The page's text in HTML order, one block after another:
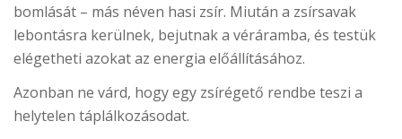
bomlását – más néven hasi zsír. Miután a zsírsavak
lebontásra kerülnek, bejutnak a véráramba, és testük
elégetheti azokat az energia előállításához.
Azonban ne várd, hogy egy zsírégető rendbe teszi a
helytelen táplálkozásodat.